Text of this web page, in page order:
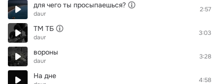
для чего ты просыпаешься?
daur
2:57
ТМ ТБ
daur
3:03
вороны
daur
3:28
На дне 4:58